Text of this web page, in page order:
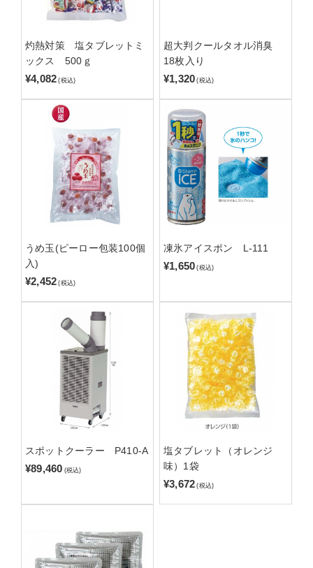
灼熱対策 塩タブレットミ
ックス 500ｇ
¥4,082 (税込)
超大判クールタオル消臭
18枚入り
¥1,320 (税込)
うめ玉(ピーロー包装100個
入)
¥2,452 (税込)
凍氷アイスポン L-111
¥1,650 (税込)
スポットクーラー P410-A
¥89,460 (税込)
塩タブレット（オレンジ
味）1袋
¥3,672 (税込)